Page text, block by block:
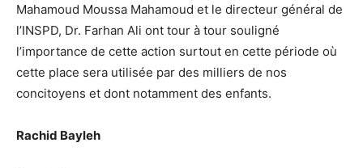
Mahamoud Moussa Mahamoud et le directeur général de
l’INSPD, Dr. Farhan Ali ont tour à tour souligné
l’importance de cette action surtout en cette période où
cette place sera utilisée par des milliers de nos
concitoyens et dont notamment des enfants.
Rachid Bayleh